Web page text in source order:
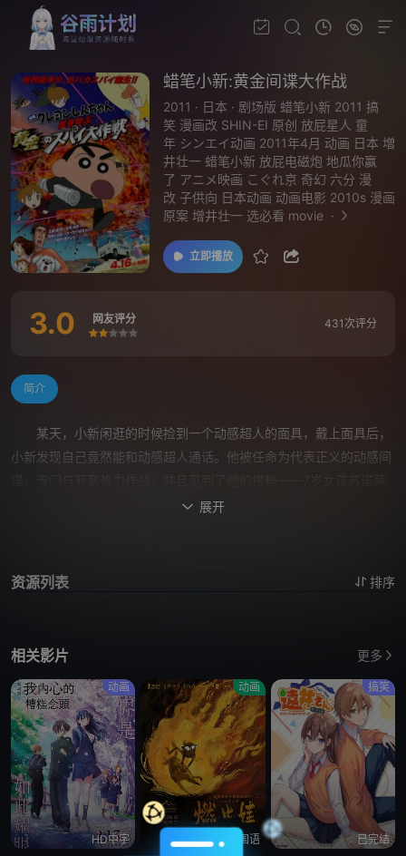
蜡笔小新:黄金间谍大作战
2011 · 日本 · 剧场版 蜡笔小新 2011 搞
笑 漫画改 SHIN-EI 原创 放屁星人 童
年 シンエイ动画 2011年4月 动画 日本 増
井壮一 蜡笔小新 放屁电磁炮 地瓜你赢
了 アニメ映画 こぐれ京 奇幻 六分 漫
改 子供向 日本动画 动画电影 2010s 漫画
原案 增井壮一 选必看 movie ·
立即播放
3.0 网友评分
很差较差还行
推荐
力荐
431次评分
简介
某天，小新闲逛的时候捡到一个动感超人的面具，戴上面具后，
小新发现自己竟然能和动感超人通话。他被任命为代表正义的动感间
柠檬。在柠檬的带领下，小新开始作为动感间谍的艰苦训练。在这一
善良的柠檬也变得正邪难辨。不久，小新更和柠檬闯入了困难重重的
 展开
资源列表 排序
相关影片 更多
动画
HD中字
动画
HD国语
搞笑
已完结